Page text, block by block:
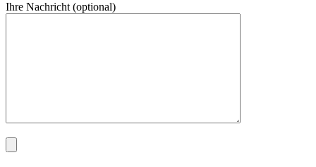
Ihre Nachricht (optional)